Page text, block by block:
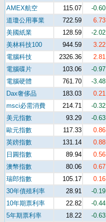
AMEX航空
115.07 -0.60
道瓊公用事業
722.59 6.73
美國紙業
128.59 -2.02
美林科技100
944.59 3.22
電腦科技
2326.36 2.81
電腦碟片
103.06 -0.97
電腦硬體
761.70 -3.48
Dax奢侈品
183.03 0.21
msci必需消費
214.71 -0.32
美元指數
93.29 -0.63
歐元指數
117.33 0.86
英鎊指數
131.14 0.88
日圓指數
89.94 0.56
澳幣指數
80.06 0.67
瑞郎指數
105.17 0.16
30年債殖利率
28.91 -0.19
10年期票利率
22.82 -0.44
5年期票利率
18.22 -0.63